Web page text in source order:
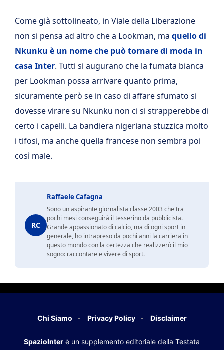
Come già sottolineato, in Viale della Liberazione
non si pensa ad altro che a Lookman, ma quello di
Nkunku è un nome che può tornare di moda in
casa Inter. Tutti si augurano che la fumata bianca
per Lookman possa arrivare quanto prima,
sicuramente però se in caso di affare sfumato si
dovesse virare su Nkunku non ci si strapperebbe di
certo i capelli. La bandiera nigeriana stuzzica molto
i tifosi, ma anche quella francese non sembra poi
così male.
RC
Raffaele Cafagna
Sono un aspirante giornalista classe 2003 che tra
pochi mesi conseguirà il tesserino da pubblicista.
Grande appassionato di calcio, ma di ogni sport in
generale, ho intrapreso da pochi anni la carriera in
questo mondo con la certezza che realizzerò il mio
sogno: raccontare e vivere di sport.
Chi Siamo Privacy Policy Disclaimer
SpazioInter è un supplemento editoriale della Testata